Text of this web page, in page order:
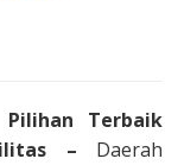
Terbaik
– Daerah